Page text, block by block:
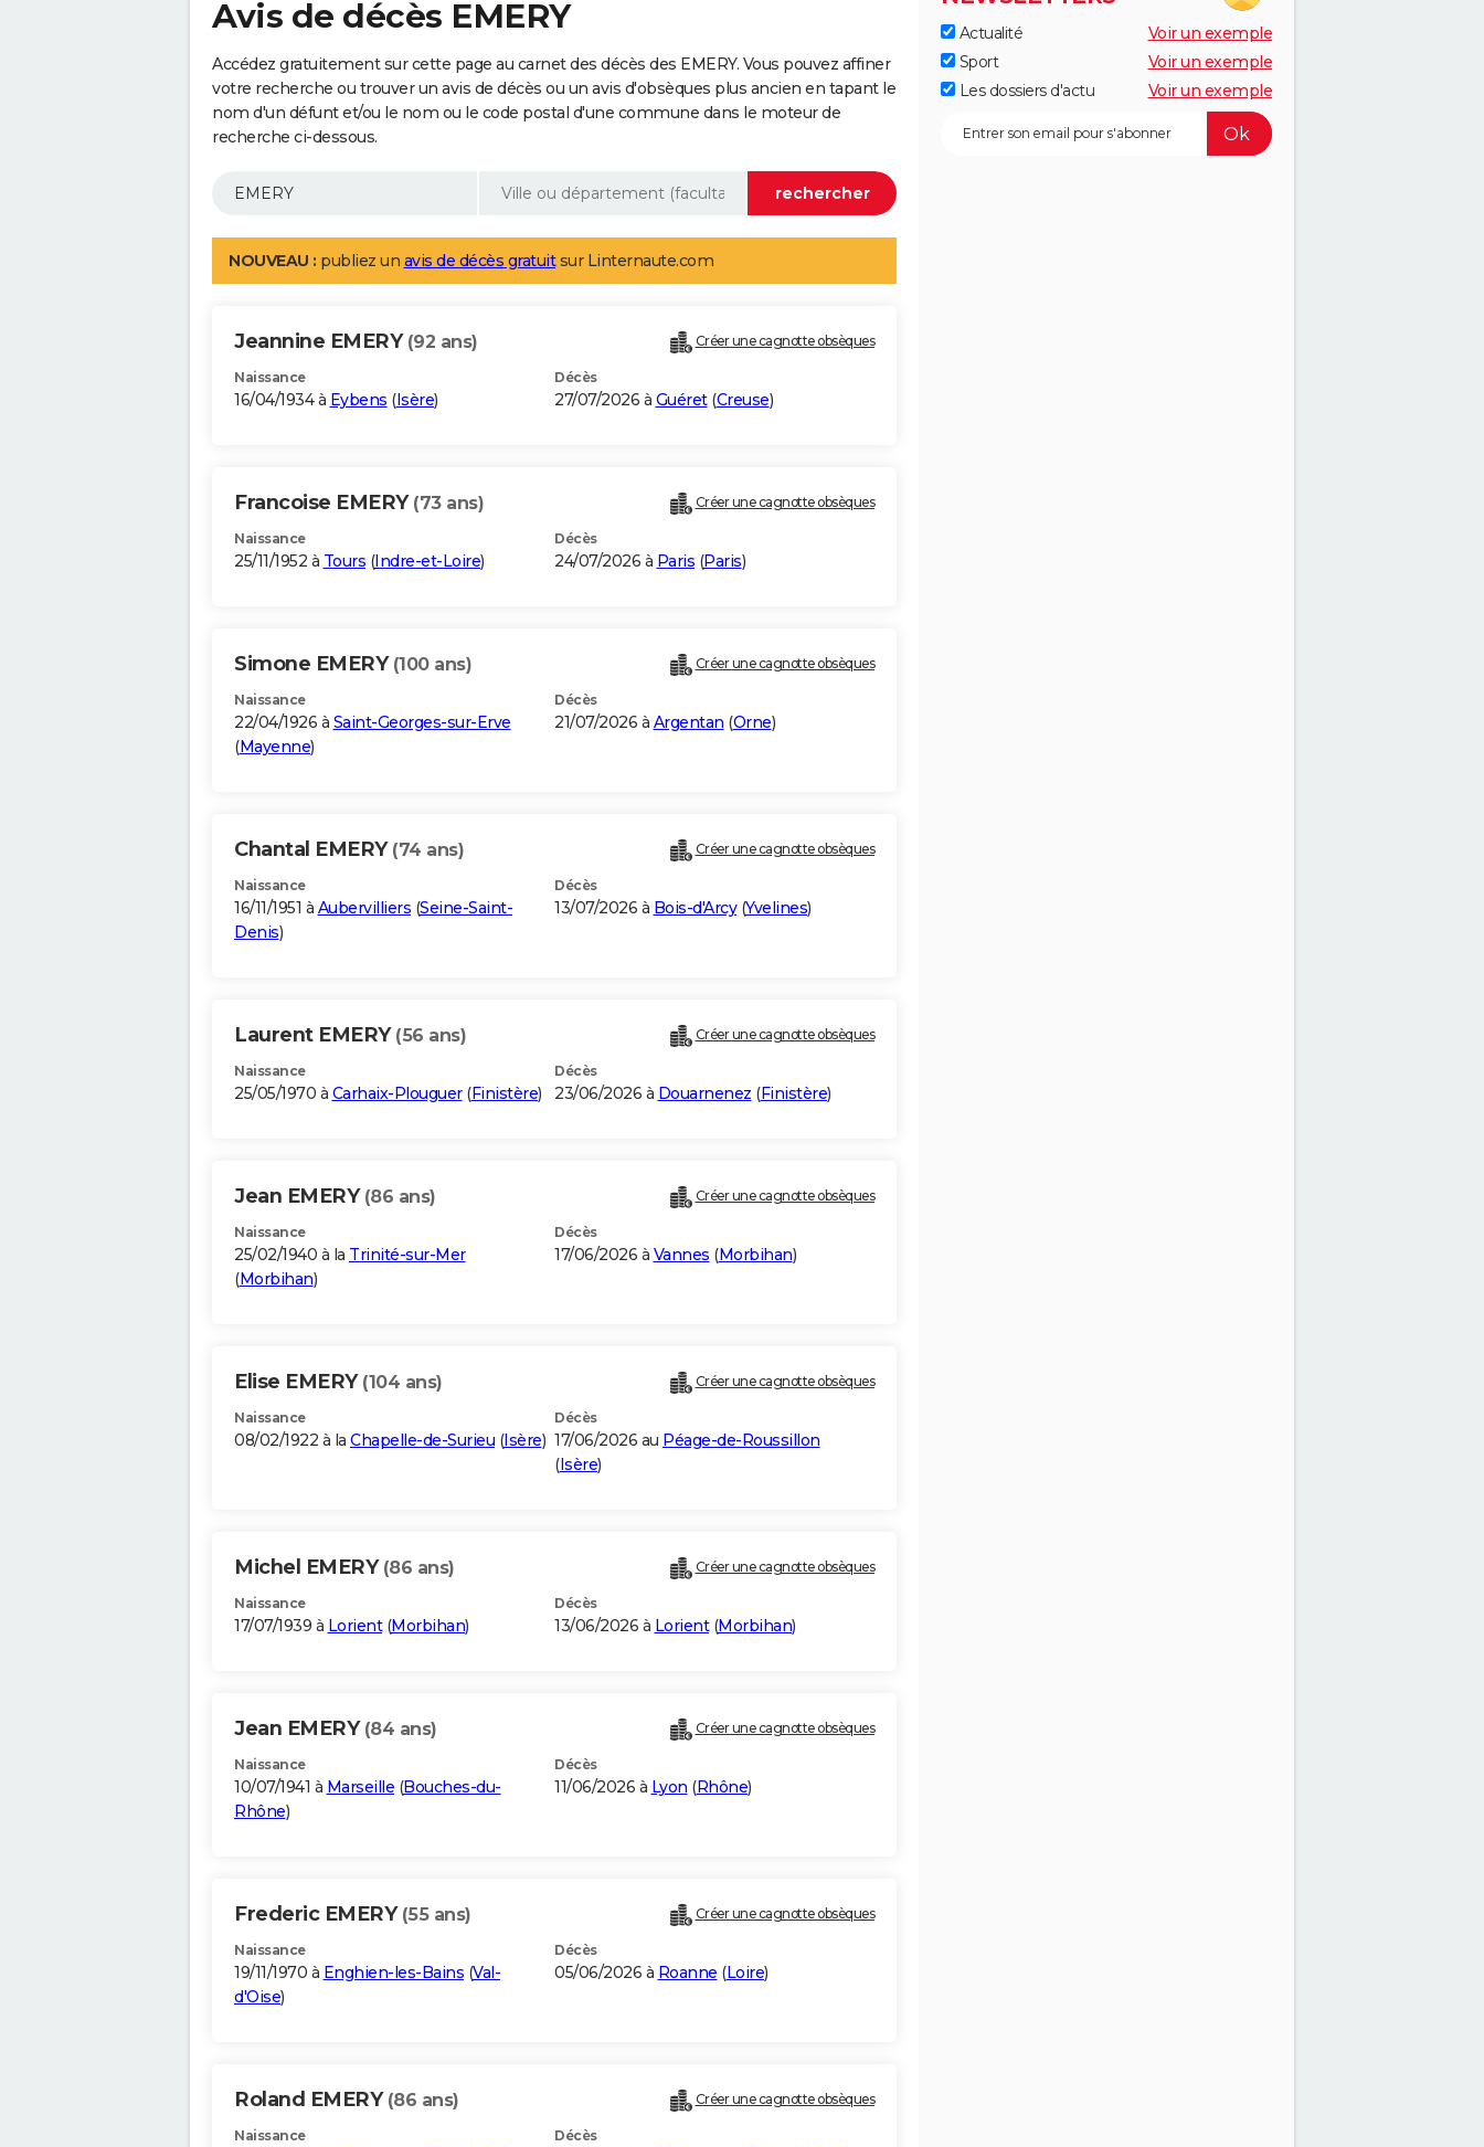
Avis de décès EMERY
Accédez gratuitement sur cette page au carnet des décès des EMERY. Vous pouvez affiner
votre recherche ou trouver un avis de décès ou un avis d'obsèques plus ancien en tapant le
nom d'un défunt et/ou le nom ou le code postal d'une commune dans le moteur de
recherche ci-dessous.
NOUVEAU : publiez un avis de décès gratuitsur Linternaute.com
Jeannine EMERY (92 ans) Créer une cagnotte obsèques
Naissance
16/04/1934 à Eybens (Isère)
Décès
27/07/2026 à Guéret(Creuse)
Francoise EMERY (73 ans) Créer une cagnotte obsèques
Naissance
25/11/1952 à Tours (Indre-et-Loire)
Décès
24/07/2026 à Paris (Paris)
Simone EMERY (100 ans) Créer une cagnotte obsèques
Naissance
22/04/1926 à Saint-Georges-sur-Erve
(Mayenne)
Décès
21/07/2026 à Argentan (Orne)
Chantal EMERY (74 ans) Créer une cagnotte obsèques
Naissance
16/11/1951 à Aubervilliers (Seine-Saint-
Denis)
Décès
13/07/2026 à Bois-d'Arcy(Yvelines)
Laurent EMERY (56 ans) Créer une cagnotte obsèques
Naissance
25/05/1970 à Carhaix-Plouguer(Finistère)
Décès
23/06/2026 à Douarnenez (Finistère)
Jean EMERY (86 ans) Créer une cagnotte obsèques
Naissance
25/02/1940 à la Trinité-sur-Mer
(Morbihan)
Décès
17/06/2026 à Vannes (Morbihan)
Elise EMERY (104 ans) Créer une cagnotte obsèques
Naissance
08/02/1922 à la Chapelle-de-Surieu (Isère)
Décès
17/06/2026 au Péage-de-Roussillon
(Isère)
Michel EMERY (86 ans) Créer une cagnotte obsèques
Naissance
17/07/1939 à Lorient(Morbihan)
Décès
13/06/2026 à Lorient(Morbihan)
Jean EMERY (84 ans) Créer une cagnotte obsèques
Naissance
10/07/1941 à Marseille (Bouches-du-
Rhône)
Décès
11/06/2026 à Lyon (Rhône)
Frederic EMERY (55 ans) Créer une cagnotte obsèques
Naissance
19/11/1970 à Enghien-les-Bains (Val-
d'Oise)
Décès
05/06/2026 à Roanne (Loire)
Roland EMERY (86 ans) Créer une cagnotte obsèques
Naissance Décès
Actualité
Voir un exemple
Sport
Voir un exemple
Les dossiers d'actu
Voir un exemple